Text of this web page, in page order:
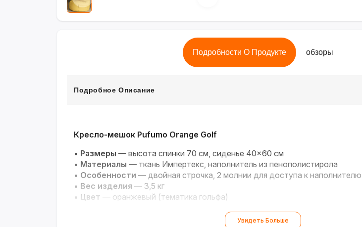
Подробности О Продукте обзоры
Подробное Описание
Кресло-мешок Pufumo Orange Golf
• Размеры — высота спинки 70 см, сиденье 40×60 см
• Материалы — ткань Импертекс, наполнитель из пенополистирола
• Особенности — двойная строчка, 2 молнии для доступа к наполнителю
• Вес изделия — 3,5 кг
• Цвет — оранжевый (тематика гольфа)
Увидеть Больше